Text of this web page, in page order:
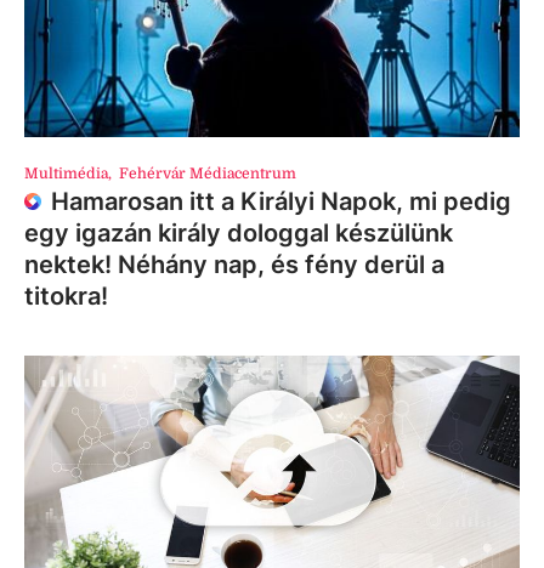
Multimédia, Fehérvár Médiacentrum
Hamarosan itt a Királyi Napok, mi pedig
egy igazán király dologgal készülünk
nektek! Néhány nap, és fény derül a
titokra!